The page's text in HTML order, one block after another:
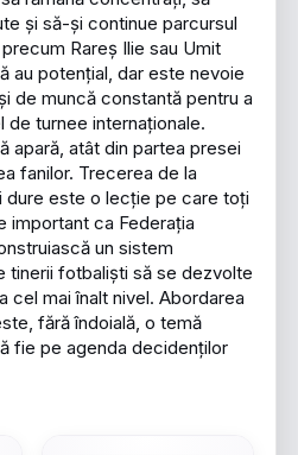
și să-și continue parcursul
Rareș Ilie sau Umit
au potențial, dar este nevoie
de muncă constantă pentru a
turnee internaționale.
apară, atât din partea presei
fanilor. Trecerea de la
dure este o lecție pe care toți
important ca Federația
un sistem
tinerii fotbaliști să se dezvolte
cel mai înalt nivel. Abordarea
fără îndoială, o temă
fie pe agenda decidenților